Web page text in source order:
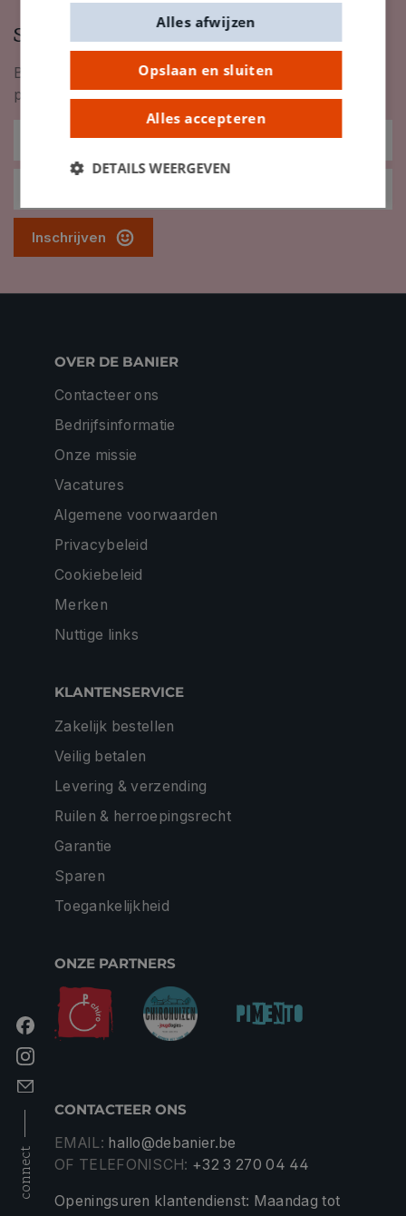
Schrijf je in op onze nieuwsbrief
Blijf op de hoogte van nieuwigheden, inspiratie,
promoties en meer!
Inschrijven
connect
OVER DE BANIER
Contacteer ons
Bedrijfsinformatie
Onze missie
Vacatures
Algemene voorwaarden
Privacybeleid
Cookiebeleid
Merken
Nuttige links
KLANTENSERVICE
Zakelijk bestellen
Veilig betalen
Levering & verzending
Ruilen & herroepingsrecht
Garantie
Sparen
Toegankelijkheid
ONZE PARTNERS
CONTACTEER ONS
EMAIL: hallo@debanier.be
OF TELEFONISCH: +32 3 270 04 44
Openingsuren klantendienst: Maandag tot
Opslaan en sluiten
Alles accepteren
Alles afwijzen
DETAILS WEERGEVEN